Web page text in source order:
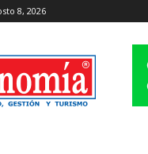
8, 2026
Economía